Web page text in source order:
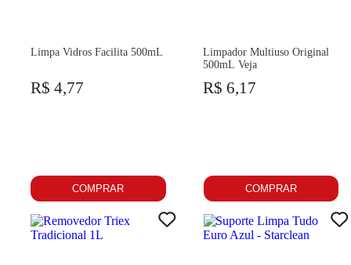
Limpa Vidros Facilita 500mL
R$ 4,77
COMPRAR
Limpador Multiuso Original
500mL Veja
R$ 6,17
COMPRAR